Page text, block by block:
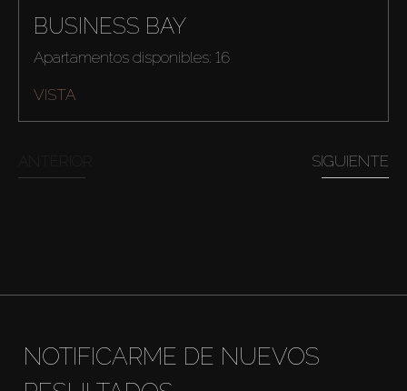
BUSINESS BAY
Apartamentos disponibles: 16
VISTA
SIGUIENTE
NOTIFICARME DE NUEVOS